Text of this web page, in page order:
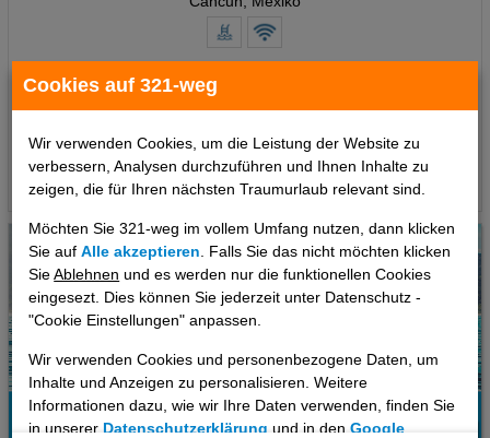
Cookies auf 321-weg
Wir verwenden Cookies, um die Leistung der Website zu
verbessern, Analysen durchzuführen und Ihnen Inhalte zu
zeigen, die für Ihren nächsten Traumurlaub relevant sind.
Möchten Sie 321-weg im vollem Umfang nutzen, dann klicken
Sie aufAlle akzeptieren . Falls Sie das nicht möchten klicken
SieAblehnen und es werden nur die funktionellen Cookies
eingesezt. Dies können Sie jederzeit unter Datenschutz -
"Cookie Einstellungen" anpassen.
Wir verwenden Cookies und personenbezogene Daten, um
Inhalte und Anzeigen zu personalisieren. Weitere
Informationen dazu, wie wir Ihre Daten verwenden, finden Sie
in unsererDatenschutzerklärung und in denGoogle
7 Tage, Doppelzimmer, Ohne Verpflegung
ab 1079 €
pro Person